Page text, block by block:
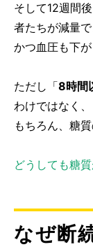
そして12週間
者たちが減量で
かつ血圧も下
ただし「8時間
わけではなく、
もちろん、糖
どうしても糖
なぜ断